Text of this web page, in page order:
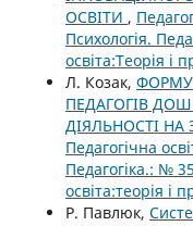
ОСВІТИ ,
Психологія.
освіта:Теорія і
Л. Козак,
ПЕДАГОГІВ
ДІЯЛЬНОСТІ
Педагогічна
Педагогіка.: №
освіта:теорія і
Р. Павлюк,